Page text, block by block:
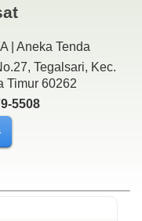
| Aneka Tenda
Tegalsari, Kec.
Timur 60262
5508